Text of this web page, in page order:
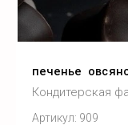
печенье
Кондитерская
Артикул: 909